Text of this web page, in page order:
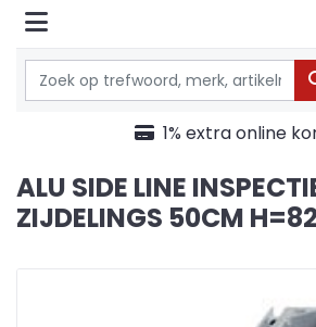
1% extra online
ALU SIDE LINE
ZIJDELINGS 50CM